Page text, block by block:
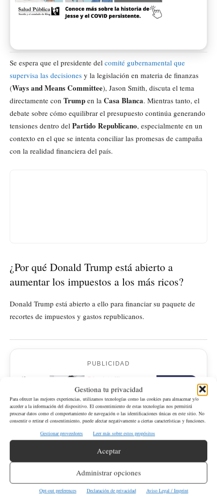
Gestiona tu privacidad
Para ofrecer las mejores experiencias, utilizamos tecnologías como las cookies para almacenar y/o
acceder a la información del dispositivo. El consentimiento de estas tecnologías nos permitirá
procesar datos como el comportamiento de navegación o las identificaciones únicas en este sitio. No
consentir o retirar el consentimiento, puede afectar negativamente a ciertas características y funciones.
Gestionar proveedores
Leer más sobre estos propósitos
Aceptar
Administrar opciones
Opt-out preferences Declaración de privacidad Aviso Legal / Imprint
Se espera que el presidente del comité gubernamental que
supervisa las decisiones y la legislación en materia de finanzas
(Ways and Means Committee), Jason Smith, discuta el tema
directamente con Trump en la Casa Blanca. Mientras tanto, el
debate sobre cómo equilibrar el presupuesto continúa generando
tensiones dentro del Partido Republicano, especialmente en un
contexto en el que se intenta conciliar las promesas de campaña
con la realidad financiera del país.
¿Por qué Donald Trump está abierto a
aumentar los impuestos a los más ricos?
Donald Trump está abierto a ello para financiar su paquete de
recortes de impuestos y gastos republicanos.
PUBLICIDAD
¿Qué opciones se debaten en el Partido
Republicano para ajustar los impuestos a los
más ricos?